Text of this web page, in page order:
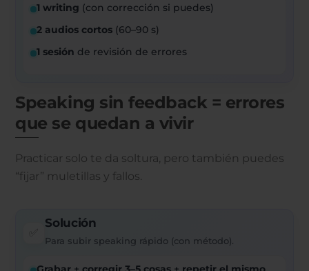
1 writing (con corrección si puedes)
2 audios cortos (60–90 s)
1 sesión de revisión de errores
Speaking sin feedback = errores
que se quedan a vivir
Practicar solo te da soltura, pero también puedes
“fijar” muletillas y fallos.
Solución
Para subir speaking rápido (con método).